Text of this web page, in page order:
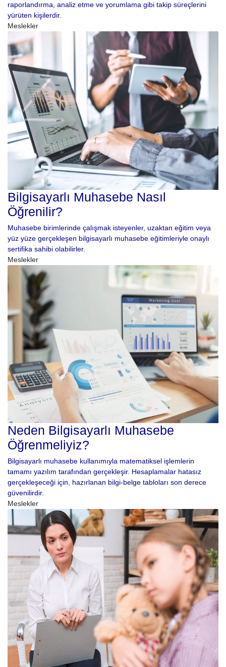
raporlandırma, analiz etme ve yorumlama gibi takip süreçlerini
yürüten kişilerdir.
Meslekler
Bilgisayarlı Muhasebe Nasıl
Öğrenilir?
Muhasebe birimlerinde çalışmak isteyenler, uzaktan eğitim veya
yüz yüze gerçekleşen bilgisayarlı muhasebe eğitimleriyle onaylı
sertifika sahibi olabilirler.
Meslekler
Neden Bilgisayarlı Muhasebe
Öğrenmeliyiz?
Bilgisayarlı muhasebe kullanımıyla matematiksel işlemlerin
tamamı yazılım tarafından gerçekleşir. Hesaplamalar hatasız
gerçekleşeceği için, hazırlanan bilgi-belge tabloları son derece
güvenilirdir.
Meslekler